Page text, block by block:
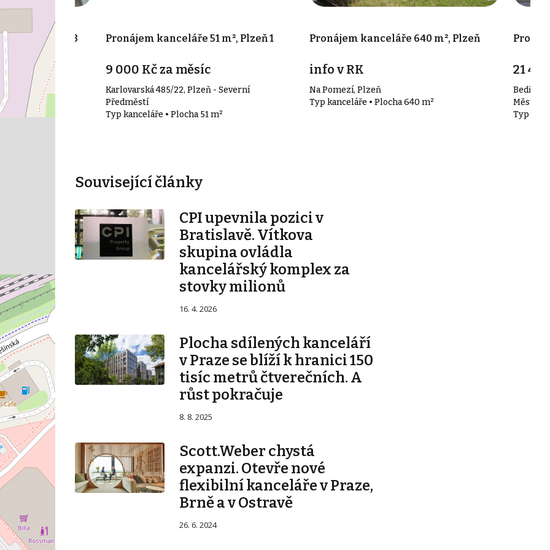
m², Plzeň 3
m²
Pronájem kanceláře 51 m², Plzeň 1
9 000 Kč za měsíc
Karlovarská 485/22, Plzeň - Severní
Předměstí
Typ kanceláře • Plocha 51 m²
Pronájem kanceláře 640 m², Plzeň
info v RK
Na Pomezí, Plzeň
Typ kanceláře • Plocha 640 m²
21
Město
Typ
Související články
CPI upevnila pozici v
Bratislavě. Vítkova
skupina ovládla
kancelářský komplex za
stovky milionů
16. 4. 2026
Plocha sdílených kanceláří
v Praze se blíží k hranici 150
tisíc metrů čtverečních. A
růst pokračuje
8. 8. 2025
Scott.Weber chystá
expanzi. Otevře nové
flexibilní kanceláře v Praze,
Brně a v Ostravě
26. 6. 2024